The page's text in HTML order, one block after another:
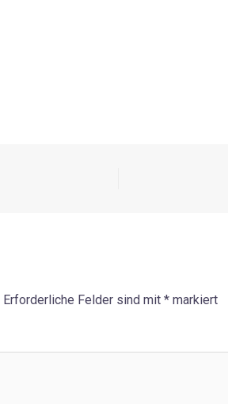
Erforderliche Felder sind mit * markiert